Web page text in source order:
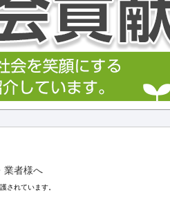
業者様へ
されています。